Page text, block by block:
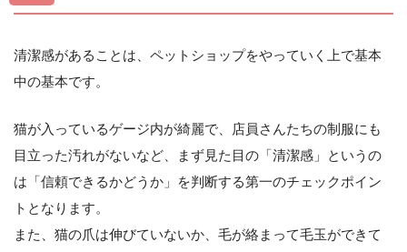
清潔感があることは、ペットショップをやっていく上で基本
中の基本です。
猫が入っているゲージ内が綺麗で、店員さんたちの制服にも
目立った汚れがないなど、まず見た目の「清潔感」というの
は「信頼できるかどうか」を判断する第一のチェックポイン
トとなります。
また、猫の爪は伸びていないか、毛が絡まって毛玉ができて